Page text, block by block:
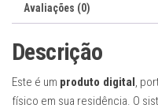
Avaliações (0)
Descrição
Este é um produto digital ,
físico em sua residência. O